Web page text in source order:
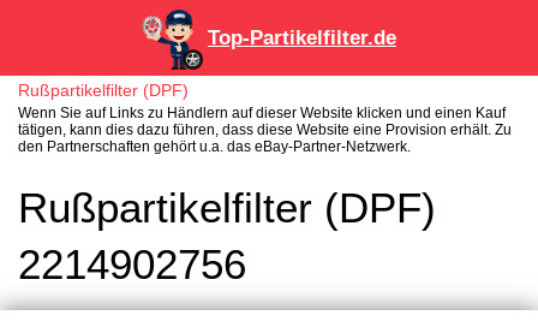
Top-Partikelfilter.de
Rußpartikelfilter (DPF)
Wenn Sie auf Links zu Händlern auf dieser Website klicken und einen Kauf
tätigen, kann dies dazu führen, dass diese Website eine Provision erhält. Zu
den Partnerschaften gehört u.a. das eBay-Partner-Netzwerk.
Rußpartikelfilter (DPF)
2214902756